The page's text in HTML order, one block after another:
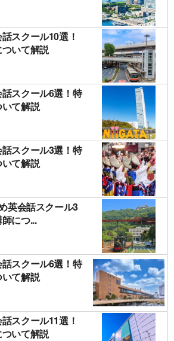
スクール10選！
いて解説
スクール6選！特
て解説
スクール3選！特
て解説
英会話スクール3
につ...
スクール6選！特
て解説
スクール11選！
いて解説